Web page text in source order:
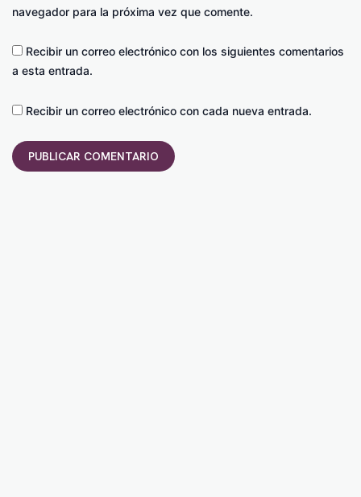
navegador para la próxima vez que comente.
Recibir un correo electrónico con los siguientes comentarios
a esta entrada.
Recibir un correo electrónico con cada nueva entrada.